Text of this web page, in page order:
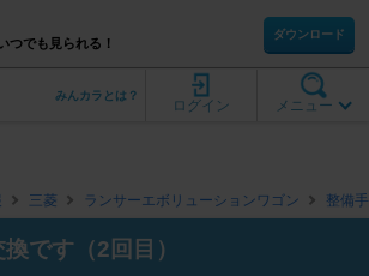
つでも見られる！
ダウンロード
メニュー
ログイン
みんカラとは？
三菱 ランサーエボリューションワゴン 整備
です（2回目）